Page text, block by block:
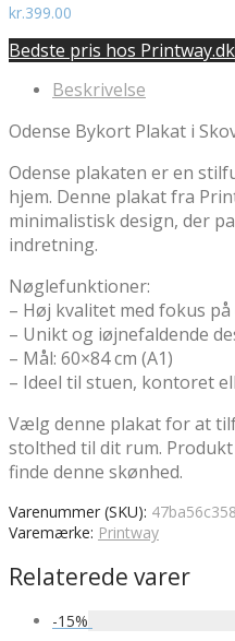
kr.399.00
Bedste pris hos Printway.dk
Beskrivelse
Odense Bykort Plakat i
Odense plakaten er en
hjem. Denne plakat fra
minimalistisk design, der
indretning.
Nøglefunktioner:
– Høj kvalitet med fokus
– Unikt og iøjnefaldende
– Mål: 60×84 cm (A1)
– Ideel til stuen, kontoret
Vælg denne plakat for at
stolthed til dit rum.
finde denne skønhed.
Varenummer (SKU):
Varemærke: Printway
Relaterede varer
-15%